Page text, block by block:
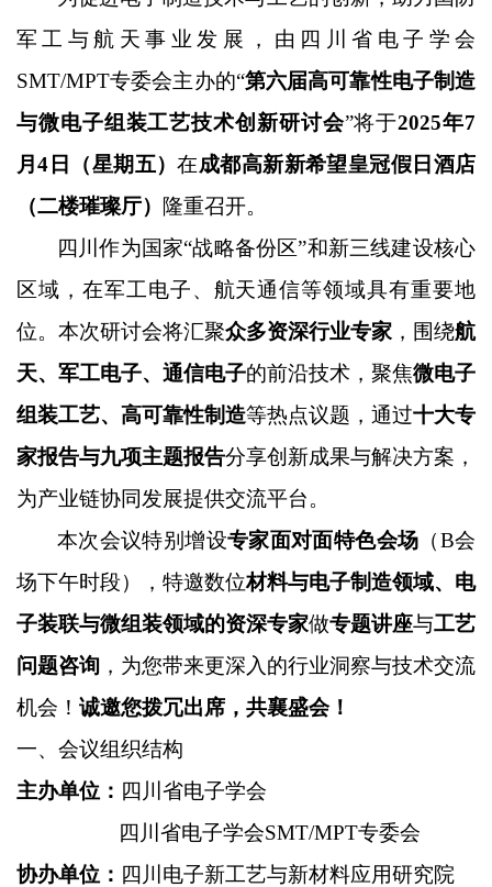
军工与航天事业发展，由四川省电子学会
SMT/MPT专委会主办的“第六届高可靠性电子制造
与微电子组装工艺技术创新研讨会”将于2025年7
月4日（星期五）在成都高新新希望皇冠假日酒店
（二楼璀璨厅） 隆重召开。
四川作为国家“战略备份区”和新三线建设核心
区域，在军工电子、航天通信等领域具有重要地
位。本次研讨会将汇聚众多资深行业专家 ，围绕航
天、军工电子、通信电子的前沿技术，聚焦微电子
组装工艺、高可靠性制造等热点议题，通过十大专
家报告与九项主题报告分享创新成果与解决方案，
为产业链协同发展提供交流平台。
本次会议特别增设专家面对面特色会场 （B会
场下午时段），特邀数位材料与电子制造领域、电
子装联与微组装领域的资深专家做专题讲座与工艺
问题咨询 ，为您带来更深入的行业洞察与技术交流
机会！ 诚邀您拨冗出席，共襄盛会！
一、会议组织结构
主办单位： 四川省电子学会
四川省电子学会SMT/MPT专委会
协办单位： 四川电子新工艺与新材料应用研究院